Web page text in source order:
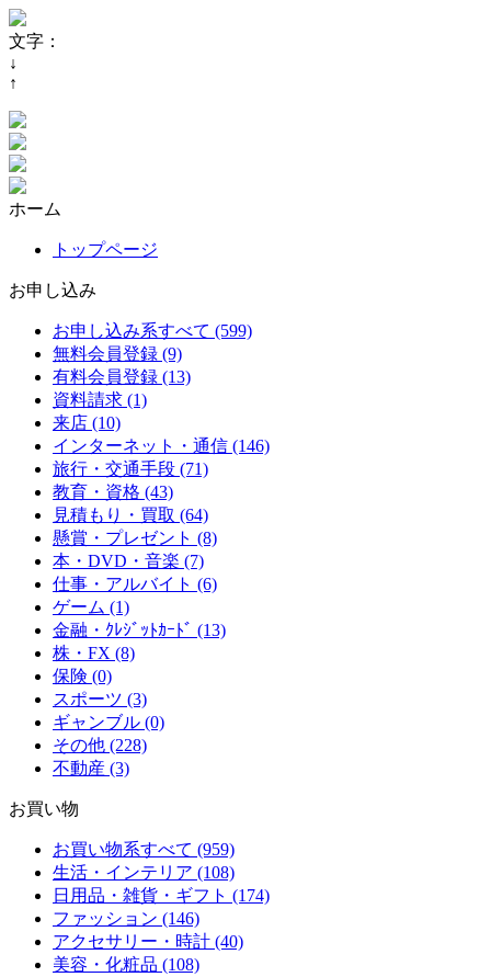
文字：
↓
↑
ホーム
トップページ
お申し込み
お申し込み系すべて (599)
無料会員登録 (9)
有料会員登録 (13)
資料請求 (1)
来店 (10)
インターネット・通信 (146)
旅行・交通手段 (71)
教育・資格 (43)
見積もり・買取 (64)
懸賞・プレゼント (8)
本・DVD・音楽 (7)
仕事・アルバイト (6)
ゲーム (1)
金融・ｸﾚｼﾞｯﾄｶｰﾄﾞ (13)
株・FX (8)
保険 (0)
スポーツ (3)
ギャンブル (0)
その他 (228)
不動産 (3)
お買い物
お買い物系すべて (959)
生活・インテリア (108)
日用品・雑貨・ギフト (174)
ファッション (146)
アクセサリー・時計 (40)
美容・化粧品 (108)